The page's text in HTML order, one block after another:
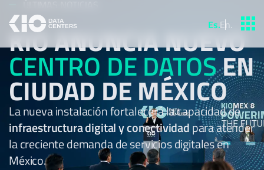
Es.En.
KIO ANUNCIA NUEVO
CENTRO DE DATOSEN
CIUDAD DE MÉXICO
La nueva instalación fortalecerá la capacidad de
infraestructura digital y conectividadpara atender
la creciente demanda de servicios digitales en
México.